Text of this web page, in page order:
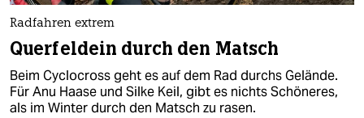
Radfahren extrem
Querfeldein durch den Matsch
Beim Cyclocross geht es auf dem Rad durchs Gelände.
Für Anu Haase und Silke Keil, gibt es nichts Schöneres,
als im Winter durch den Matsch zu rasen.